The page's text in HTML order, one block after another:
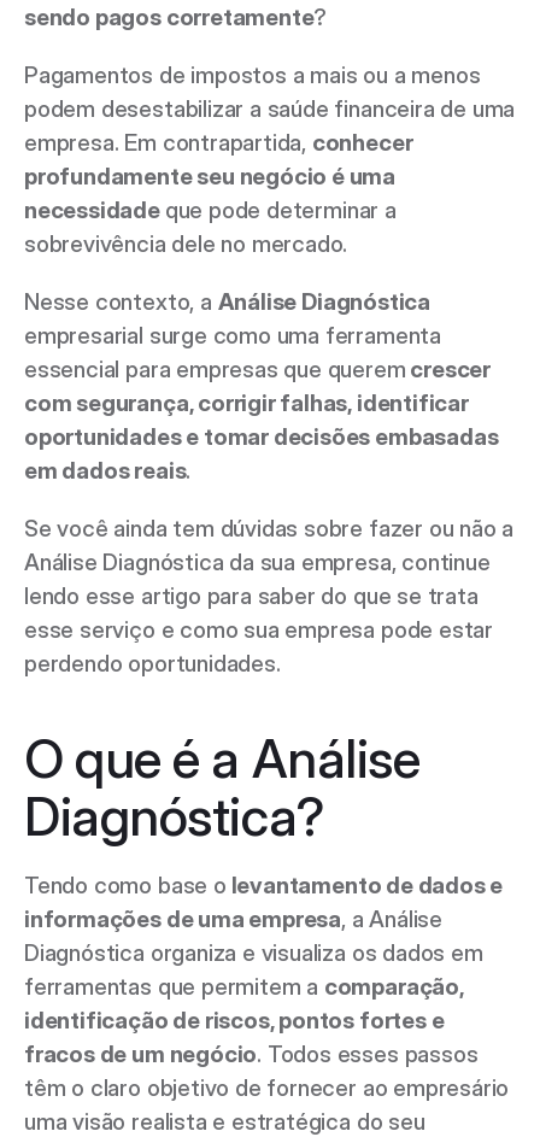
sendo pagos corretamente?
Pagamentos de impostos a mais ou a menos
podem desestabilizar a saúde financeira de uma
empresa. Em contrapartida, conhecer
profundamente seu negócio é uma
necessidade que pode determinar a
sobrevivência dele no mercado.
Nesse contexto, a Análise Diagnóstica
empresarial surge como uma ferramenta
essencial para empresas que querem crescer
com segurança, corrigir falhas, identificar
oportunidades e tomar decisões embasadas
em dados reais.
Se você ainda tem dúvidas sobre fazer ou não a
Análise Diagnóstica da sua empresa, continue
lendo esse artigo para saber do que se trata
esse serviço e como sua empresa pode estar
perdendo oportunidades.
O que é a Análise
Diagnóstica?
Tendo como base o levantamento de dados e
informações de uma empresa, a Análise
Diagnóstica organiza e visualiza os dados em
ferramentas que permitem a comparação,
identificação de riscos, pontos fortes e
fracos de um negócio. Todos esses passos
têm o claro objetivo de fornecer ao empresário
uma visão realista e estratégica do seu